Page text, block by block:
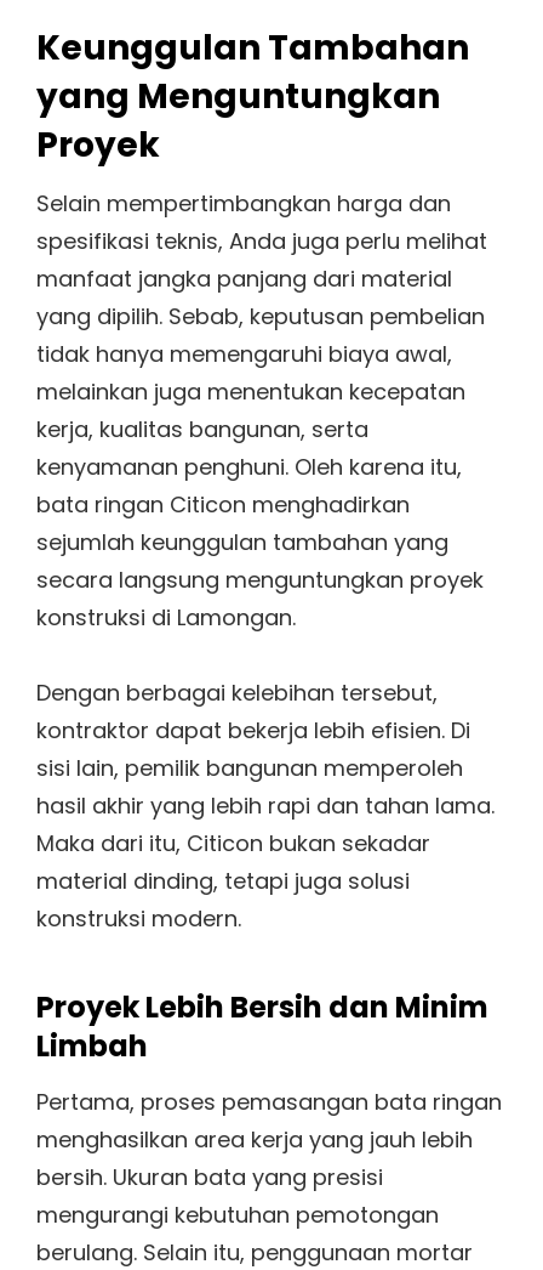
Keunggulan Tambahan
yang Menguntungkan
Proyek
Selain mempertimbangkan harga dan
spesifikasi teknis, Anda juga perlu melihat
manfaat jangka panjang dari material
yang dipilih. Sebab, keputusan pembelian
tidak hanya memengaruhi biaya awal,
melainkan juga menentukan kecepatan
kerja, kualitas bangunan, serta
kenyamanan penghuni. Oleh karena itu,
bata ringan Citicon menghadirkan
sejumlah keunggulan tambahan yang
secara langsung menguntungkan proyek
konstruksi di Lamongan.
Dengan berbagai kelebihan tersebut,
kontraktor dapat bekerja lebih efisien. Di
sisi lain, pemilik bangunan memperoleh
hasil akhir yang lebih rapi dan tahan lama.
Maka dari itu, Citicon bukan sekadar
material dinding, tetapi juga solusi
konstruksi modern.
Proyek Lebih Bersih dan Minim
Limbah
Pertama, proses pemasangan bata ringan
menghasilkan area kerja yang jauh lebih
bersih. Ukuran bata yang presisi
mengurangi kebutuhan pemotongan
berulang. Selain itu, penggunaan mortar